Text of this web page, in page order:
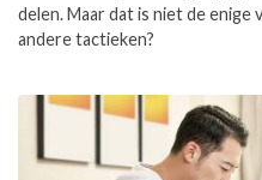
delen. Maar dat is niet de enige
andere tactieken?